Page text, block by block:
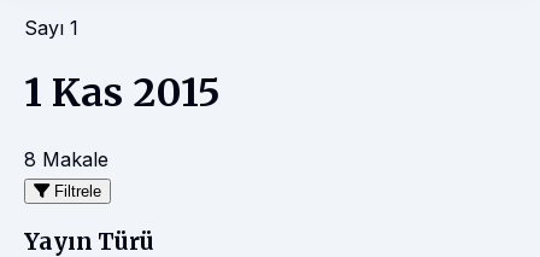
Sayı 1
1 Kas 2015
8 Makale
Filtrele
Yayın Türü